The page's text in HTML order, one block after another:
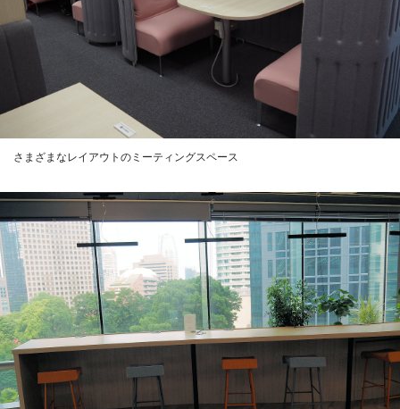
さまざまなレイアウトのミーティングスペース